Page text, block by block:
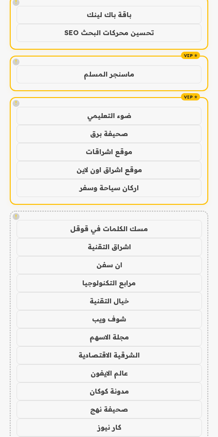
!
باقة باك لينك
تحسين محركات البحث SEO
!
ماسنجر المسلم
!
ضوء التعليمي
صحيفة برق
موقع اشراقات
موقع اشراق اون لاين
اركان سياحة وسفر
!
مسك الكلمات في قوقل
اشراق التقنية
ان سفن
مرابع التكنولوجيا
خيال التقنية
شوف ويب
مجلة الاسهم
الشرقية الاقتصادية
عالم الايفون
مدونة كوكان
صحيفة نهج
كار نيوز